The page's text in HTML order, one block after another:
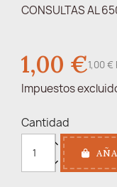
CONSULTAS AL
1,00 €1,00 €
Impuestos
Cantidad